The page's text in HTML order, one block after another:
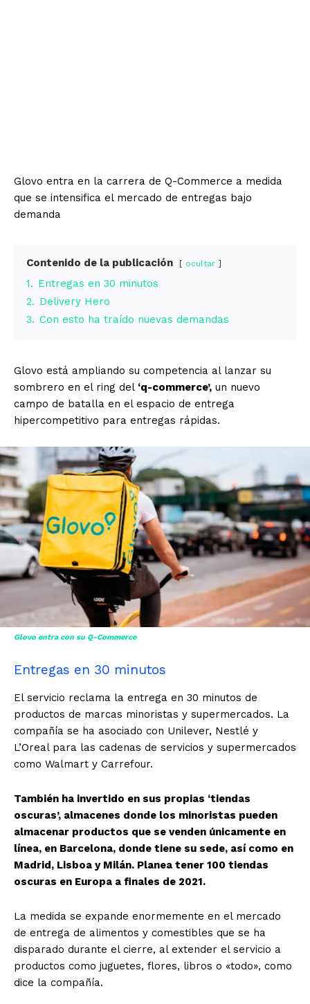
Glovo entra en la carrera de Q-Commerce a medida
que se intensifica el mercado de entregas bajo
demanda
Contenido de la publicación ocultar
1. Entregas en 30 minutos
2. Delivery Hero
3. Con esto ha traído nuevas demandas
Glovo está ampliando su competencia al lanzar su
sombrero en el ring del ‘q-commerce’, un nuevo
campo de batalla en el espacio de entrega
hipercompetitivo para entregas rápidas.
Glovo entra con su Q-Commerce
Entregas en 30 minutos
El servicio reclama la entrega en 30 minutos de
productos de marcas minoristas y supermercados. La
compañía se ha asociado con Unilever, Nestlé y
L’Oreal para las cadenas de servicios y supermercados
como Walmart y Carrefour.
También ha invertido en sus propias ‘tiendas
oscuras’, almacenes donde los minoristas pueden
almacenar productos que se venden únicamente en
línea, en Barcelona, ​​donde tiene su sede, así como en
Madrid, Lisboa y Milán. Planea tener 100 tiendas
oscuras en Europa a finales de 2021.
La medida se expande enormemente en el mercado
de entrega de alimentos y comestibles que se ha
disparado durante el cierre, al extender el servicio a
productos como juguetes, flores, libros o «todo», como
dice la compañía.